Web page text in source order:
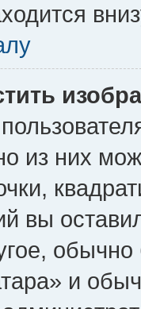
из них
вы
и